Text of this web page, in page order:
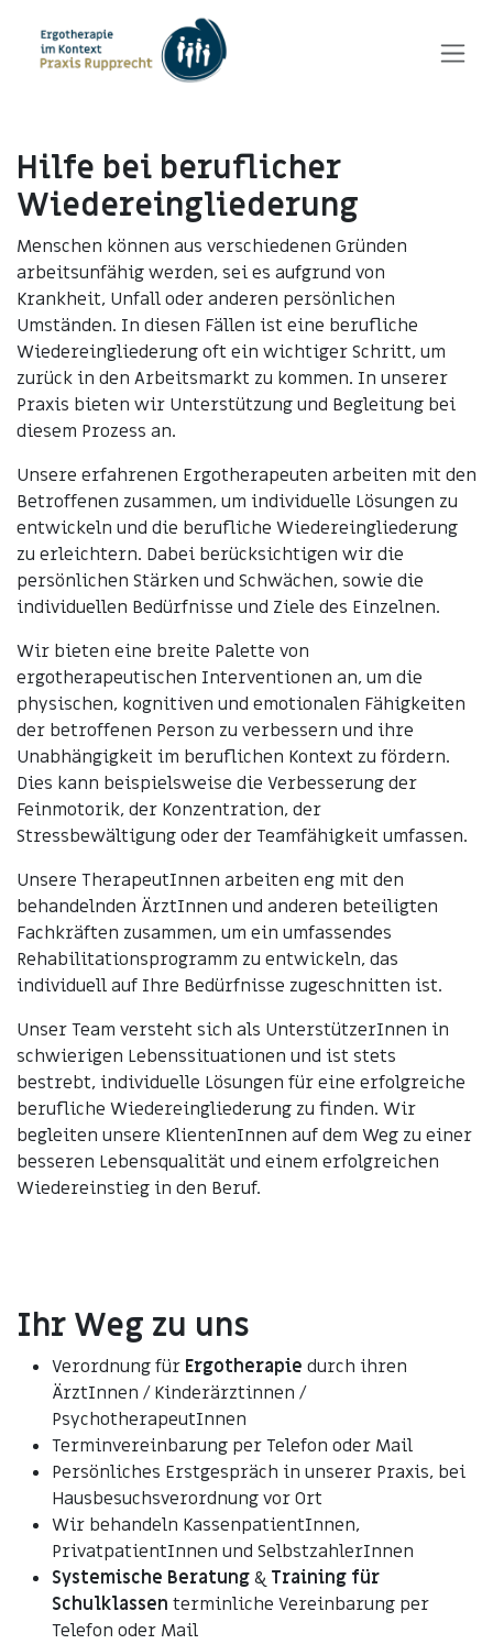
Hilfe bei beruflicher
Wiedereingliederung
Menschen können aus verschiedenen Gründen
arbeitsunfähig werden, sei es aufgrund von
Krankheit, Unfall oder anderen persönlichen
Umständen. In diesen Fällen ist eine berufliche
Wiedereingliederung oft ein wichtiger Schritt, um
zurück in den Arbeitsmarkt zu kommen. In unserer
Praxis bieten wir Unterstützung und Begleitung bei
diesem Prozess an.
Unsere erfahrenen Ergotherapeuten arbeiten mit den
Betroffenen zusammen, um individuelle Lösungen zu
entwickeln und die berufliche Wiedereingliederung
zu erleichtern. Dabei berücksichtigen wir die
persönlichen Stärken und Schwächen, sowie die
individuellen Bedürfnisse und Ziele des Einzelnen.
Wir bieten eine breite Palette von
ergotherapeutischen Interventionen an, um die
physischen, kognitiven und emotionalen Fähigkeiten
der betroffenen Person zu verbessern und ihre
Unabhängigkeit im beruflichen Kontext zu fördern.
Dies kann beispielsweise die Verbesserung der
Feinmotorik, der Konzentration, der
Stressbewältigung oder der Teamfähigkeit umfassen.
Unsere TherapeutInnen arbeiten eng mit den
behandelnden ÄrztInnen und anderen beteiligten
Fachkräften zusammen, um ein umfassendes
Rehabilitationsprogramm zu entwickeln, das
individuell auf Ihre Bedürfnisse zugeschnitten ist.
Unser Team versteht sich als UnterstützerInnen in
schwierigen Lebenssituationen und ist stets
bestrebt, individuelle Lösungen für eine erfolgreiche
berufliche Wiedereingliederung zu finden. Wir
begleiten unsere KlientenInnen auf dem Weg zu einer
besseren Lebensqualität und einem erfolgreichen
Wiedereinstieg in den Beruf.
Ihr Weg zu uns
Verordnung für Ergotherapie durch ihren
ÄrztInnen / Kinderärztinnen /
PsychotherapeutInnen
Terminvereinbarung per Telefon oder Mail
Persönliches Erstgespräch in unserer Praxis, bei
Hausbesuchsverordnung vor Ort
Wir behandeln KassenpatientInnen,
PrivatpatientInnen und SelbstzahlerInnen
Systemische Beratung& Training für
Schulklassen terminliche Vereinbarung per
Telefon oder Mail